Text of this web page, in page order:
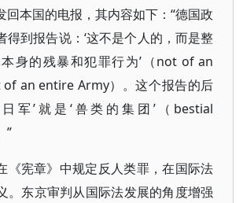
回本国的电报，其内容如下：“德国政
得到报告说：‘这不是个人的，而是整
身的残暴和犯罪行为’（not of an
an entire Army）。这个报告的后
军’就是‘兽类的集团’（bestial
”
《宪章》中规定反人类罪，在国际法
。东京审判从国际法发展的角度增强